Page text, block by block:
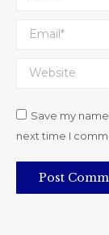
Email *
Website
Save my
next time I
Post